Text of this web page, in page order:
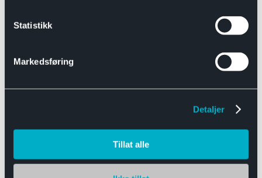
Statistikk
Markedsføring
Detaljer
Tillat alle
Båthengere